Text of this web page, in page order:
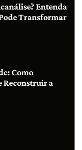
Entenda
Transformar
Como
Reconstruir a